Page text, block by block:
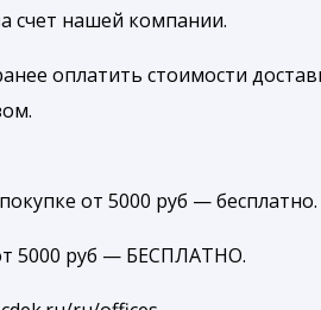
счет нашей компании.
оплатить стоимости
от 5000 руб — бесплатно.
5000 руб — БЕСПЛАТНО.